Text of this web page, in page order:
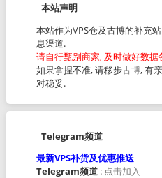
本站声明
本站作为VPS仓及古博的补充
息渠道.
请自行甄别商家, 及时做好数
如果拿捏不准, 请移步古博, 有
对稳妥.
Telegram频道
最新VPS补货及优惠推送
Telegram频道: 点击加入